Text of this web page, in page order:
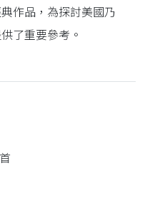
作品，為探討美國乃
了重要參考。